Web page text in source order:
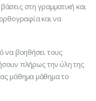
στη γραμματική και
και να
να βοηθήσει τους
πλήρως την ύλη της
μάθημα μάθημα το